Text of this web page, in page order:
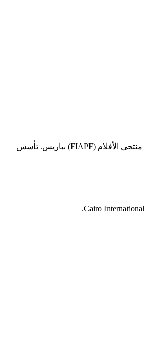
يعد مهرجان القاهرة السينمائي الدولي أحد أعرق المهرجانات في العالم العربي وأفريقيا، والوحيد في المنطقة الذي يحمل تصنيف الفئة “A” من الاتحاد الدولي لجمعيات منتجي الأفلام (FIAPF) بباريس. تأسس
Cairo